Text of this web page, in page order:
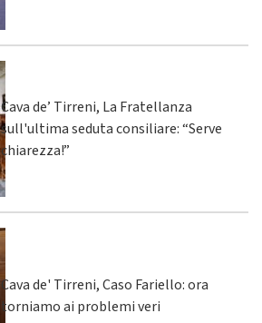
Cava de’ Tirreni, La Fratellanza
sull'ultima seduta consiliare: “Serve
chiarezza!”
Cava de' Tirreni, Caso Fariello: ora
torniamo ai problemi veri